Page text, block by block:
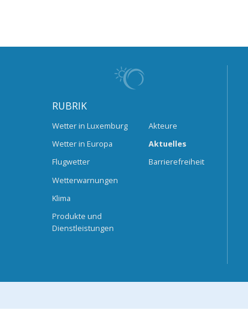
RUBRIK
Wetter in Luxemburg
Wetter in Europa
Flugwetter
Wetterwarnungen
Klima
Produkte und
Dienstleistungen
Akteure
Aktuelles
Barrierefreiheit